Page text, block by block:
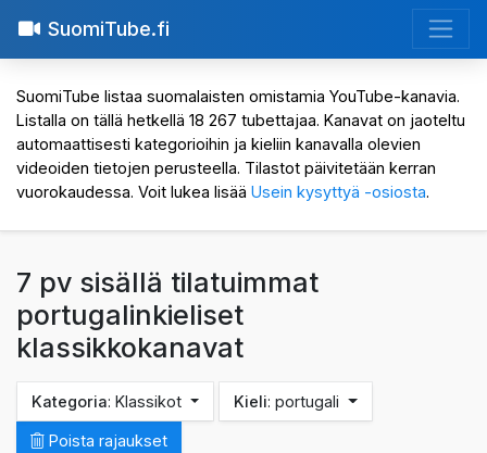
SuomiTube.fi
SuomiTube listaa suomalaisten omistamia YouTube-kanavia.
Listalla on tällä hetkellä 18 267 tubettajaa. Kanavat on jaoteltu
automaattisesti kategorioihin ja kieliin kanavalla olevien
videoiden tietojen perusteella. Tilastot päivitetään kerran
vuorokaudessa. Voit lukea lisää Usein kysyttyä -osiosta.
7 pv sisällä tilatuimmat
portugalinkieliset
klassikkokanavat
Kategoria: Klassikot Kieli: portugali
Poista rajaukset